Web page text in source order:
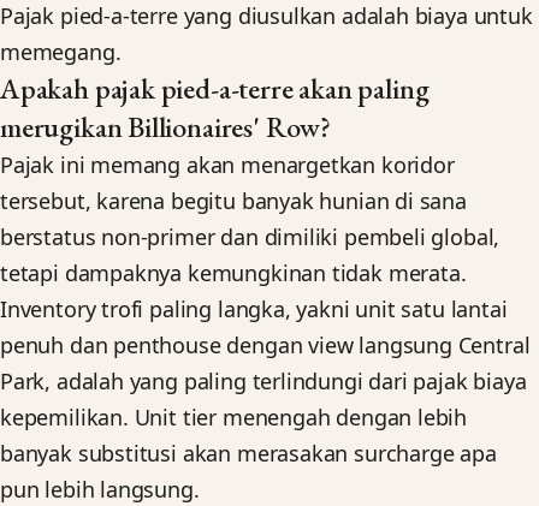
Pajak pied-a-terre yang diusulkan adalah biaya untuk
memegang.
Apakah pajak pied-a-terre akan paling
merugikan Billionaires' Row?
Pajak ini memang akan menargetkan koridor
tersebut, karena begitu banyak hunian di sana
berstatus non-primer dan dimiliki pembeli global,
tetapi dampaknya kemungkinan tidak merata.
Inventory trofi paling langka, yakni unit satu lantai
penuh dan penthouse dengan view langsung Central
Park, adalah yang paling terlindungi dari pajak biaya
kepemilikan. Unit tier menengah dengan lebih
banyak substitusi akan merasakan surcharge apa
pun lebih langsung.